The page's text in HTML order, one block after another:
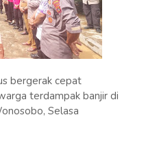
bergerak cepat
terdampak banjir di
Selasa